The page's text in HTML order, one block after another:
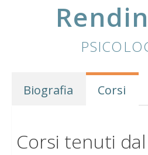
Biografia Corsi
Corsi tenuti